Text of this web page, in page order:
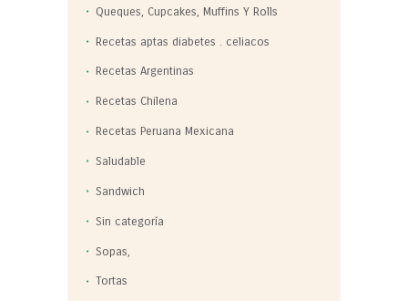
Queques, Cupcakes, Muffins Y Rolls
Recetas aptas diabetes . celiacos
Recetas Argentinas
Recetas Chilena
Recetas Peruana Mexicana
Saludable
Sandwich
Sin categoría
Sopas,
Tortas